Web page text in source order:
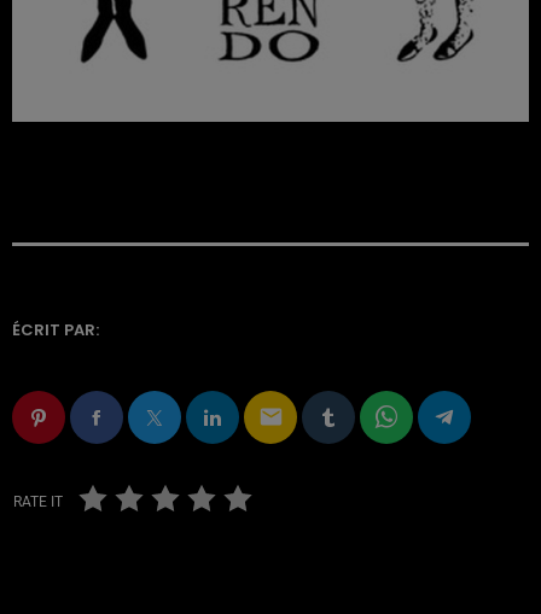
ÉCRIT PAR:
email
RATE IT